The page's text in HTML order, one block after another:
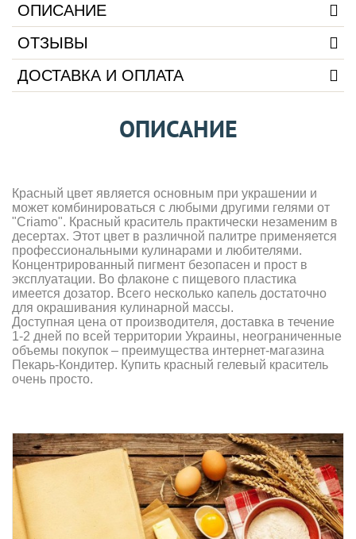
ОПИСАНИЕ
ОТЗЫВЫ
ДОСТАВКА И ОПЛАТА
ОПИСАНИЕ
Красный цвет является основным при украшении и
может комбинироваться с любыми другими гелями от
"Criamo". Красный краситель практически незаменим в
десертах. Этот цвет в различной палитре применяется
профессиональными кулинарами и любителями.
Концентрированный пигмент безопасен и прост в
эксплуатации. Во флаконе с пищевого пластика
имеется дозатор. Всего несколько капель достаточно
для окрашивания кулинарной массы.
Доступная цена от производителя, доставка в течение
1-2 дней по всей территории Украины, неограниченные
объемы покупок – преимущества интернет-магазина
Пекарь-Кондитер. Купить красный гелевый краситель
очень просто.